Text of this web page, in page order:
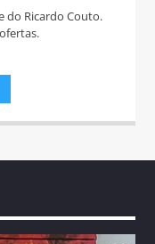
do Ricardo Couto.